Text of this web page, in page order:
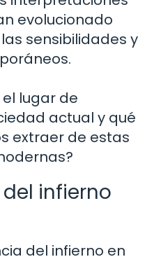
evolucionado
sensibilidades y
lugar de
actual y qué
extraer de estas
infierno
del infierno en